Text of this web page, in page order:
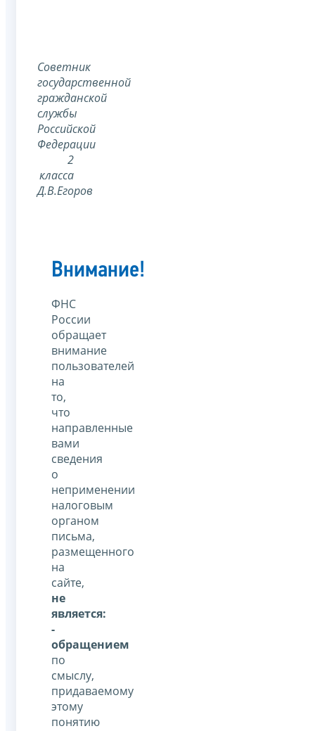
Советник
государственной
гражданской
службы
Российской
Федерации
2
класса
Д.В.Егоров
Внимание!
ФНС
России
обращает
внимание
пользователей
на
то,
что
направленные
вами
сведения
о
неприменении
налоговым
органом
письма,
размещенного
на
сайте,
не
является:
-
обращением
по
смыслу,
придаваемому
этому
понятию